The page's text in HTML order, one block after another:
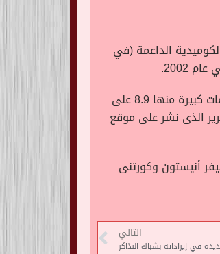
الداعمة (في
فى 22 سبتمبر من عام 1994، وتعلق بالعمل الكثير من المتابعين حول العالم، المسلسل حصل على تقييمات كبيرة منها 8.9 على
مواسم من العمل، واحتوى على 236 حلقة، وفقا للتقرير الذى نشر على موقع
أنيستون وكورتنى
التالي